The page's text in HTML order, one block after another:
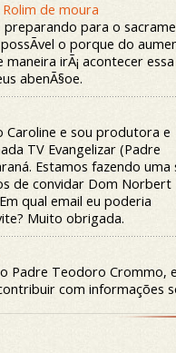
de moura
preparando para o
o porque do
irÃ¡ acontecer essa
abenÃ§oe.
Caroline e sou produtora e
TV Evangelizar (Padre
Estamos fazendo uma
de convidar Dom Norbert
qual email eu poderia
Muito obrigada.
Padre Teodoro Crommo,
com informações
Ji-Paraná - RO